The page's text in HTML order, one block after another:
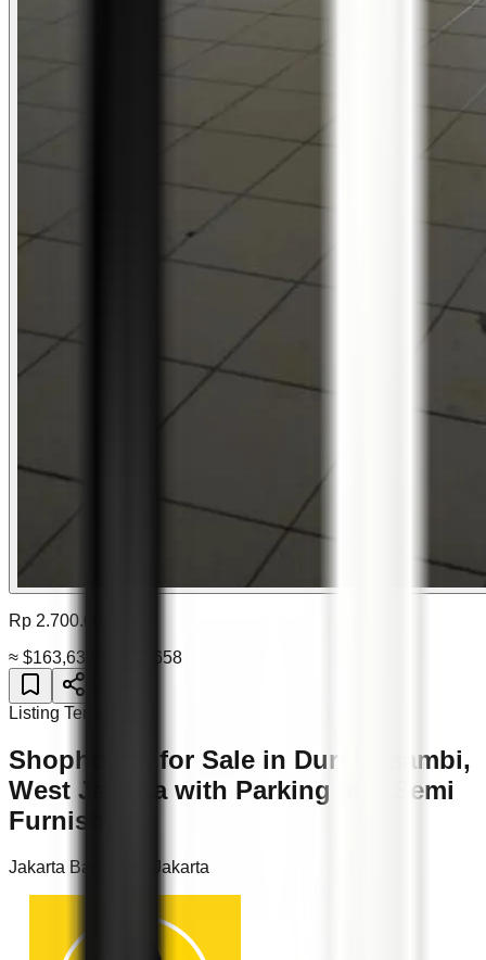
Rp 2.700.000.000
≈ $163,636 $223,658
Listing Terverifikasi
Shophouse for Sale in Duri Kosambi,
West Jakarta with Parking and Semi
Furnished
Jakarta Barat DKI Jakarta